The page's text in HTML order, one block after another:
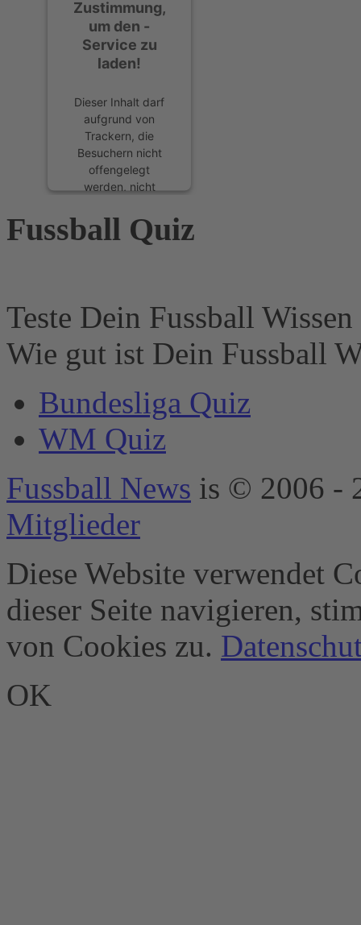
Zustimmung,
um den -
Service zu
laden!
Dieser Inhalt darf
aufgrund von
Trackern, die
Besuchern nicht
offengelegt
werden, nicht
Der Besitzer der
Website muss diese
Liste der
verwendeten
hinzuzufügen.
Usercentrics
Consent
Management
Platform&
Fussball Quiz
Teste Dein Fussball
Wie gut ist Dein Fussball
Bundesliga Quiz
WM Quiz
Fussball News is © 2006 -
Mitglieder
Diese Website verwendet
dieser Seite navigieren,
von Cookies zu.
OK